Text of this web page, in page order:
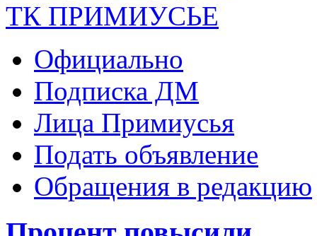
ТК ПРИМИУСЬЕ
Официально
Подписка ДМ
Лица Примиусья
Подать объявление
Обращения в редакцию